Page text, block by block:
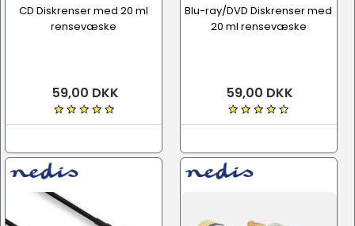
CD Diskrenser med 20 ml
rensevæske
59,00 DKK
Blu-ray/DVD Diskrenser med
20 ml rensevæske
59,00 DKK